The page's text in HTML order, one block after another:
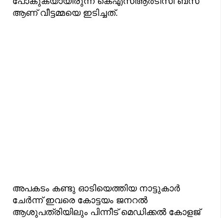
ആണ് വീട്ടമ്മയെ ഇടിച്ചത്.
അപകടം കണ്ടു ഓടിയെത്തിയ നാട്ടുകാർ
ചേർന്ന് ഇവരെ കോട്ടയം ജനറൽ
ആശുപത്രിയിലും പിന്നീട് മെഡിക്കൽ കോളജ്